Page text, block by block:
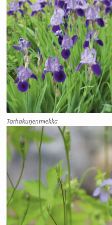
Tarhakurjenmiekka